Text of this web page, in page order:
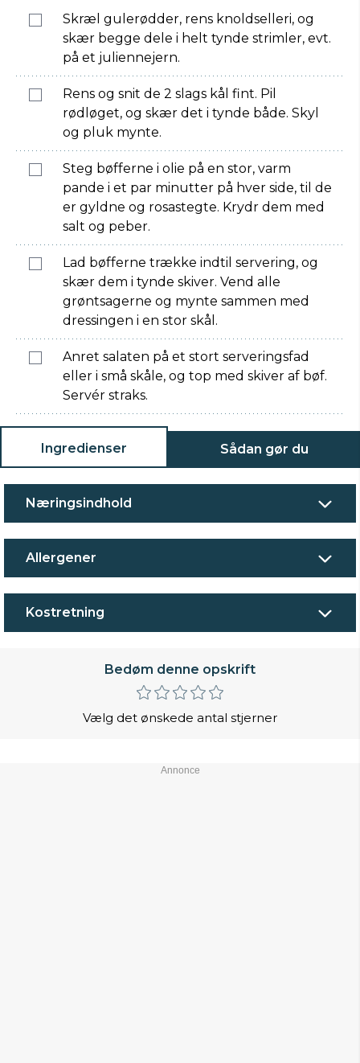
Skræl gulerødder, rens knoldselleri, og
skær begge dele i helt tynde strimler, evt.
på et juliennejern.
Rens og snit de 2 slags kål fint. Pil
rødløget, og skær det i tynde både. Skyl
og pluk mynte.
Steg bøfferne i olie på en stor, varm
pande i et par minutter på hver side, til de
er gyldne og rosastegte. Krydr dem med
salt og peber.
Lad bøfferne trække indtil servering, og
skær dem i tynde skiver. Vend alle
grøntsagerne og mynte sammen med
dressingen i en stor skål.
Anret salaten på et stort serveringsfad
eller i små skåle, og top med skiver af bøf.
Servér straks.
Ingredienser Sådan gør du
Næringsindhold
Allergener
Kostretning
Bedøm denne opskrift
Vælg det ønskede antal stjerner